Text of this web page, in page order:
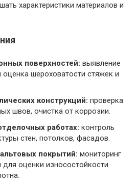
характеристики материалов и
поверхностей: выявление
шероховатости стяжек и
конструкций: проверка
швов, очистка от коррозии.
работах: контроль
стен, потолков, фасадов.
покрытий: мониторинг
для оценки износостойкости